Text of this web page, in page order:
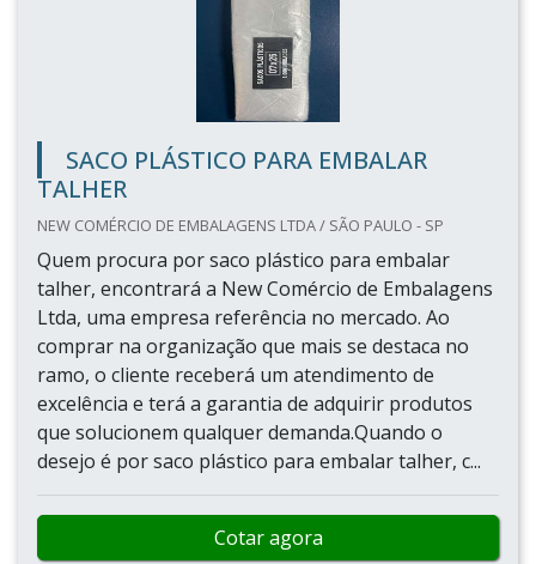
SACO PLÁSTICO PARA EMBALAR
TALHER
NEW COMÉRCIO DE EMBALAGENS LTDA / SÃO PAULO - SP
Quem procura por saco plástico para embalar
talher, encontrará a New Comércio de Embalagens
Ltda, uma empresa referência no mercado. Ao
comprar na organização que mais se destaca no
ramo, o cliente receberá um atendimento de
excelência e terá a garantia de adquirir produtos
que solucionem qualquer demanda.Quando o
desejo é por saco plástico para embalar talher, c...
Cotar agora